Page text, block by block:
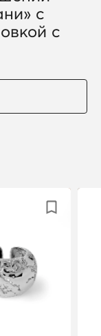
с
с